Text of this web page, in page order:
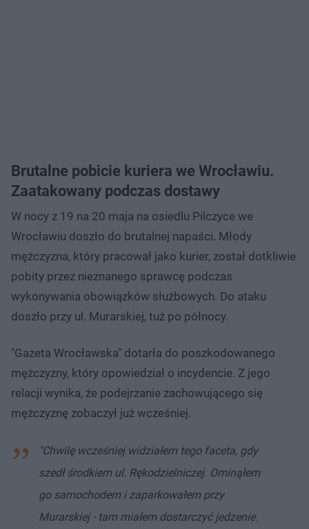
Brutalne pobicie kuriera we Wrocławiu.
Zaatakowany podczas dostawy
W nocy z 19 na 20 maja na osiedlu Pilczyce we
Wrocławiu doszło do brutalnej napaści. Młody
mężczyzna, który pracował jako kurier, został dotkliwie
pobity przez nieznanego sprawcę podczas
wykonywania obowiązków służbowych. Do ataku
doszło przy ul. Murarskiej, tuż po północy.
"Gazeta Wrocławska" dotarła do poszkodowanego
mężczyzny, który opowiedział o incydencie. Z jego
relacji wynika, że podejrzanie zachowującego się
mężczyznę zobaczył już wcześniej.
"Chwilę wcześniej widziałem tego faceta, gdy
szedł środkiem ul. Rękodzielniczej. Ominąłem
go samochodem i zaparkowałem przy
Murarskiej - tam miałem dostarczyć jedzenie.